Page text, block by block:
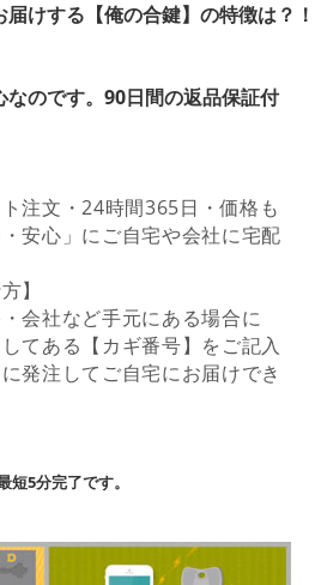
けする【俺の合鍵】の特徴は？！
のです。90日間の返品保証付
注文・24時間365日・価格も
安心」にご自宅や会社に宅配
】
会社など手元にある場合に
てある【カギ番号】をご記入
発注してご自宅にお届けでき
5分完了です。